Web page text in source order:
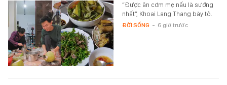
“Được ăn cơm mẹ nấu là sướng
nhất”, Khoai Lang Thang bày tỏ.
ĐỜI SỐNG - 6 giờ trước